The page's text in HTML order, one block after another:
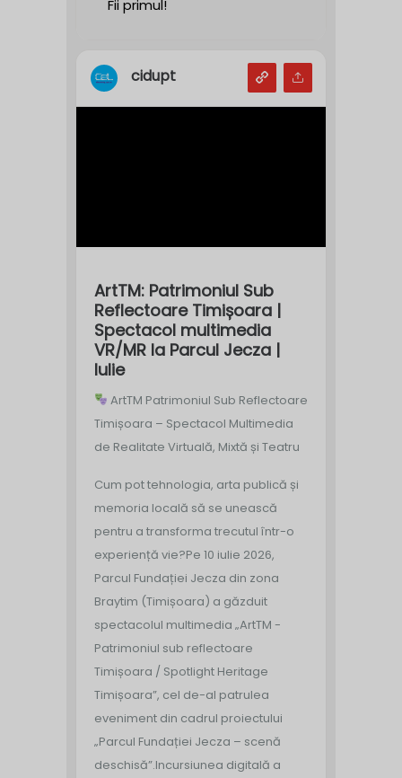
Fii primul!
cidupt
ArtTM: Patrimoniul Sub
Reflectoare Timișoara |
Spectacol multimedia
VR/MR la Parcul Jecza |
Iulie
ArtTM Patrimoniul Sub Reflectoare
Timișoara – Spectacol Multimedia
de Realitate Virtuală, Mixtă și Teatru
Cum pot tehnologia, arta publică și
memoria locală să se unească
pentru a transforma trecutul într-o
experiență vie?Pe 10 iulie 2026,
Parcul Fundației Jecza din zona
Braytim (Timișoara) a găzduit
spectacolul multimedia „ArtTM -
Patrimoniul sub reflectoare
Timișoara / Spotlight Heritage
Timișoara”, cel de-al patrulea
eveniment din cadrul proiectului
„Parcul Fundației Jecza – scenă
deschisă”.Incursiunea digitală a